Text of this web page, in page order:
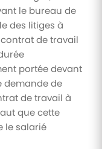
le bureau de
des litiges à
de travail
portée devant
demande de
de travail à
que cette
le salarié